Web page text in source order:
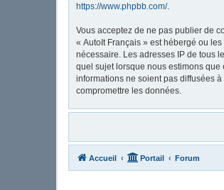
https://www.phpbb.com/.
Vous acceptez de ne pas publier de
« AutoIt Français » est hébergé ou
nécessaire. Les adresses IP de tous
quel sujet lorsque nous estimons
informations ne soient pas diffusées
compromettre les données.
Accueil Portail Forum